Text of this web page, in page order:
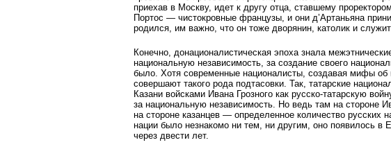
приехав в Москву, идет к другу отца, ставшему
Портос — чистокровные французы, и они д’Артаньяна
родился, им важно, что он тоже дворянин, католик и
Конечно, донационалистическая эпоха знала
национальную независимость, за создание своего
было. Хотя современные националисты, создавая мифы об
совершают такого рода подтасовки. Так, татарские
Казани войсками Ивана Грозного как русско-татарскую
за национальную независимость. Но ведь там на стороне
на стороне казанцев — определенное количество русских
нации было незнакомо ни тем, ни другим, оно появилось в
через двести лет.